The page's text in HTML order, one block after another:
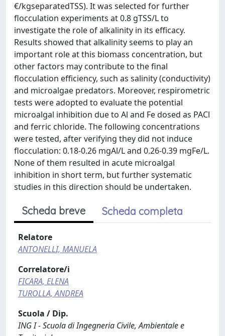
€/kgseparatedTSS). It was selected for further
flocculation experiments at 0.8 gTSS/L to
investigate the role of alkalinity in its efficacy.
Results showed that alkalinity seems to play an
important role at this biomass concentration, but
other factors may contribute to the final
flocculation efficiency, such as salinity (conductivity)
and microalgae predators. Moreover, respirometric
tests were adopted to evaluate the potential
microalgal inhibition due to Al and Fe dosed as PACl
and ferric chloride. The following concentrations
were tested, after verifying they did not induce
flocculation: 0.18-0.26 mgAl/L and 0.26-0.39 mgFe/L.
None of them resulted in acute microalgal
inhibition in short term, but further systematic
studies in this direction should be undertaken.
Scheda breve Scheda completa
Relatore
ANTONELLI, MANUELA
Correlatore/i
FICARA, ELENA
TUROLLA, ANDREA
Scuola / Dip.
ING I - Scuola di Ingegneria Civile, Ambientale e